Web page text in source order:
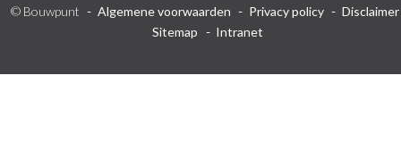
© Bouwpunt Algemene voorwaarden Privacy policy
Disclaimer
Sitemap
Intranet